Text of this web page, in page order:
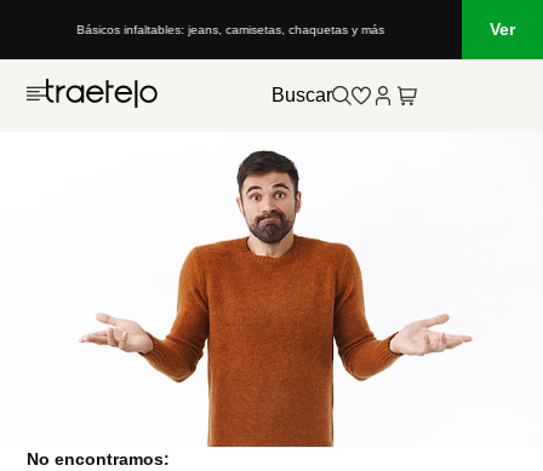
Básicos infaltables: jeans, camisetas, chaquetas y más Ver
Buscar
No encontramos: